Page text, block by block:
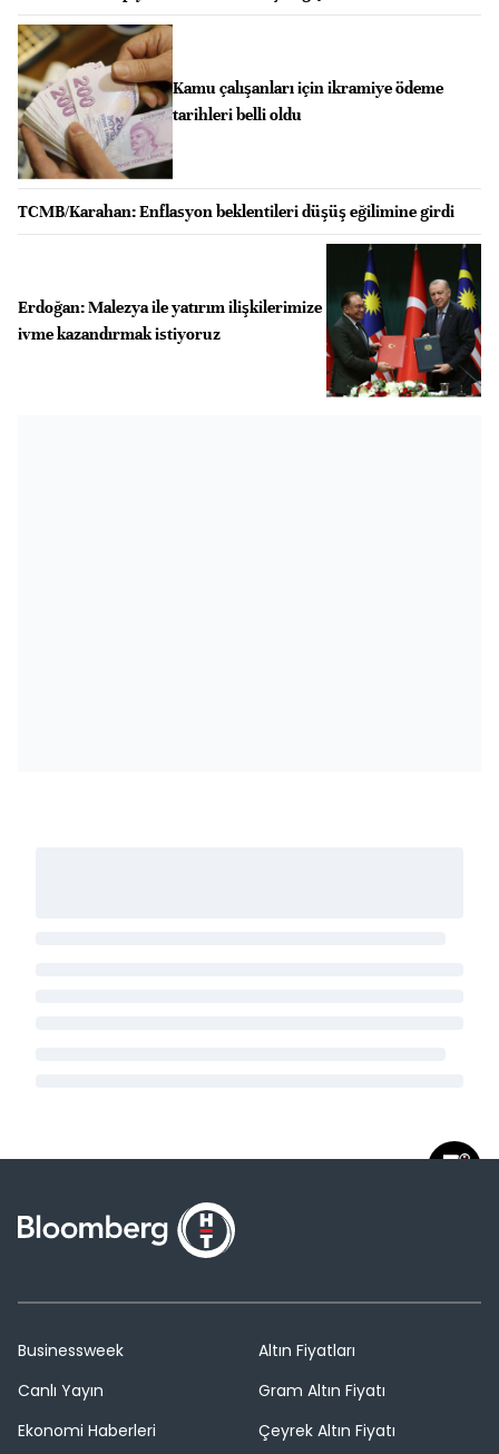
Kamu çalışanları için ikramiye ödeme
tarihleri belli oldu
TCMB/Karahan: Enflasyon beklentileri düşüş eğilimine girdi
Erdoğan: Malezya ile yatırım ilişkilerimize
ivme kazandırmak istiyoruz
Businessweek
Canlı Yayın
Ekonomi Haberleri
Altın Fiyatları
Gram Altın Fiyatı
Çeyrek Altın Fiyatı